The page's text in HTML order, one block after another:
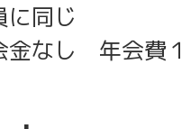
同じ
金なし 年会費